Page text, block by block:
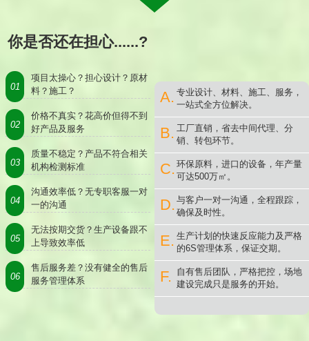
你是否还在担心......?
01
项目太操心？担心设计？原材
料？施工？
02
价格不真实？花高价但得不到
好产品及服务
03
质量不稳定？产品不符合相关
机构检测标准
04
沟通效率低？无专职客服一对
一的沟通
05
无法按期交货？生产设备跟不
上导致效率低
06
售后服务差？没有健全的售后
服务管理体系
A. 专业设计、材料、施工、服务，
一站式全方位解决。
B. 工厂直销，省去中间代理、分
销、转包环节。
C. 环保原料，进口的设备，年产量
可达500万㎡。
D. 与客户一对一沟通，全程跟踪，
确保及时性。
E. 生产计划的快速反应能力及严格
的6S管理体系，保证交期。
F.
自有售后团队，严格把控，场地
建设完成只是服务的开始。